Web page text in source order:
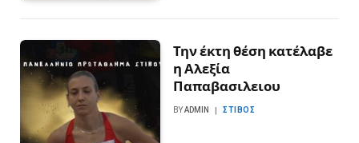
Την έκτη θέση κατέλαβε
η Αλεξία
Παπαβασιλειου
BYADMIN ΣΤΊΒΟΣ